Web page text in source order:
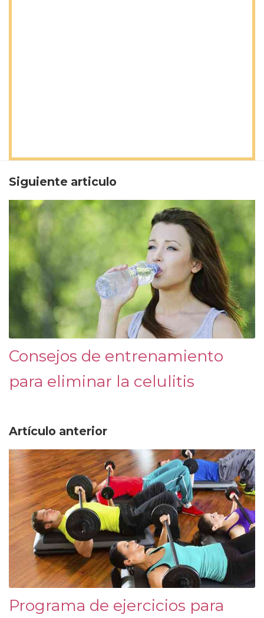
Siguiente articulo
Consejos de entrenamiento
para eliminar la celulitis
Artículo anterior
Programa de ejercicios para